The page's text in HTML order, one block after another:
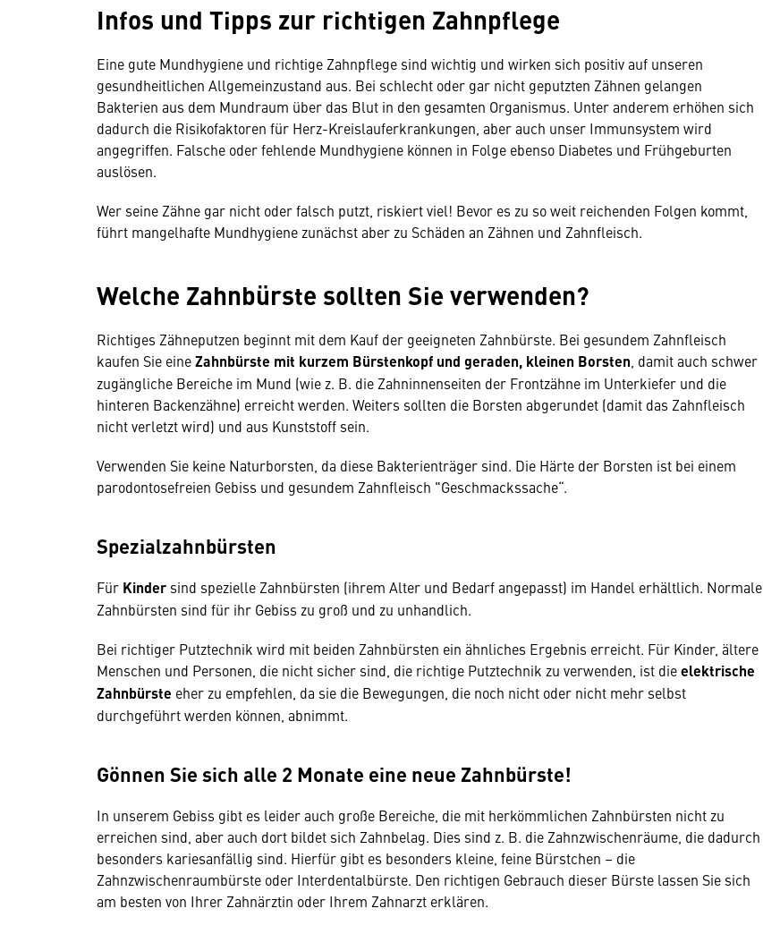
Infos und Tipps zur richtigen Zahnpflege
Eine gute Mundhygiene und richtige Zahnpflege sind wichtig und wirken sich positiv auf unseren
gesundheitlichen Allgemeinzustand aus. Bei schlecht oder gar nicht geputzten Zähnen gelangen
Bakterien aus dem Mundraum über das Blut in den gesamten Organismus. Unter anderem erhöhen sich
dadurch die Risikofaktoren für Herz-Kreislauferkrankungen, aber auch unser Immunsystem wird
angegriffen. Falsche oder fehlende Mundhygiene können in Folge ebenso Diabetes und Frühgeburten
auslösen.
Wer seine Zähne gar nicht oder falsch putzt, riskiert viel! Bevor es zu so weit reichenden Folgen kommt,
führt mangelhafte Mundhygiene zunächst aber zu Schäden an Zähnen und Zahnfleisch.
Welche Zahnbürste sollten Sie verwenden?
Richtiges Zähneputzen beginnt mit dem Kauf der geeigneten Zahnbürste. Bei gesundem Zahnfleisch
kaufen Sie eineZahnbürste mit kurzem Bürstenkopf und geraden, kleinen Borsten , damit auch schwer
zugängliche Bereiche im Mund (wie z. B. die Zahninnenseiten der Frontzähne im Unterkiefer und die
hinteren Backenzähne) erreicht werden. Weiters sollten die Borsten abgerundet (damit das Zahnfleisch
nicht verletzt wird) und aus Kunststoff sein.
Verwenden Sie keine Naturborsten, da diese Bakterienträger sind. Die Härte der Borsten ist bei einem
parodontosefreien Gebiss und gesundem Zahnfleisch "Geschmackssache“.
Spezialzahnbürsten
Für Kinder sind spezielle Zahnbürsten (ihrem Alter und Bedarf angepasst) im Handel erhältlich. Normale
Zahnbürsten sind für ihr Gebiss zu groß und zu unhandlich.
Bei richtiger Putztechnik wird mit beiden Zahnbürsten ein ähnliches Ergebnis erreicht. Für Kinder, ältere
Menschen und Personen, die nicht sicher sind, die richtige Putztechnik zu verwenden, ist dieelektrische
Zahnbürste eher zu empfehlen, da sie die Bewegungen, die noch nicht oder nicht mehr selbst
durchgeführt werden können, abnimmt.
Gönnen Sie sich alle 2 Monate eine neue Zahnbürste!
In unserem Gebiss gibt es leider auch große Bereiche, die mit herkömmlichen Zahnbürsten nicht zu
erreichen sind, aber auch dort bildet sich Zahnbelag. Dies sind z. B. die Zahnzwischenräume, die dadurch
besonders kariesanfällig sind. Hierfür gibt es besonders kleine, feine Bürstchen – die
Zahnzwischenraumbürste oder Interdentalbürste. Den richtigen Gebrauch dieser Bürste lassen Sie sich
am besten von Ihrer Zahnärztin oder Ihrem Zahnarzt erklären.